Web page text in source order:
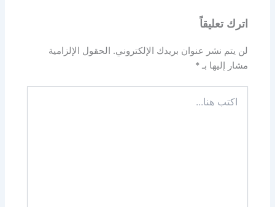
اترك تعليقاً
لن يتم نشر عنوان بريدك الإلكتروني. الحقول الإلزامية
مشار إليها بـ*
هنا...